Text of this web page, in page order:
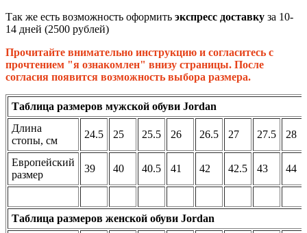
Так же есть возможность оформить экспресс доставку за 10-
14 дней (2500 рублей)
Прочитайте внимательно инструкцию и согласитесь с
прочтением "я ознакомлен" внизу страницы. После
согласия появится возможность выбора размера.
Таблица размеров мужской обуви Jordan
Длина
стопы, см
24.5 25 25.5 26 26.5 27 27.5 28
Европейский
размер
39 40 40.5 41 42 42.5 43 44
Таблица размеров женской обуви Jordan